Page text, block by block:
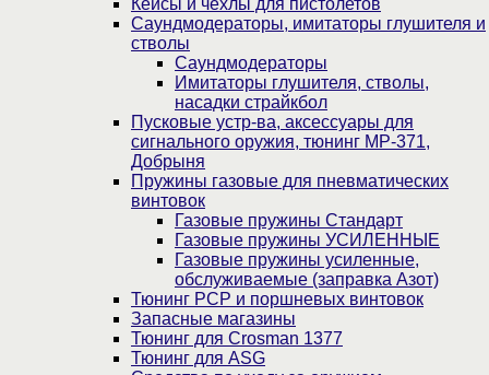
Кейсы и чехлы для пистолетов
Саундмодераторы, имитаторы глушителя и
стволы
Саундмодераторы
Имитаторы глушителя, стволы,
насадки страйкбол
Пусковые устр-ва, аксессуары для
сигнального оружия, тюнинг МР-371,
Добрыня
Пружины газовые для пневматических
винтовок
Газовые пружины Стандарт
Газовые пружины УСИЛЕННЫЕ
Газовые пружины усиленные,
обслуживаемые (заправка Азот)
Тюнинг PCP и поршневых винтовок
Запасные магазины
Тюнинг для Crosman 1377
Тюнинг для ASG